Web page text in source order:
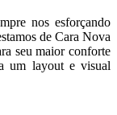
nos esforçando
de Cara Nova
seu maior conforte
um layout e visual